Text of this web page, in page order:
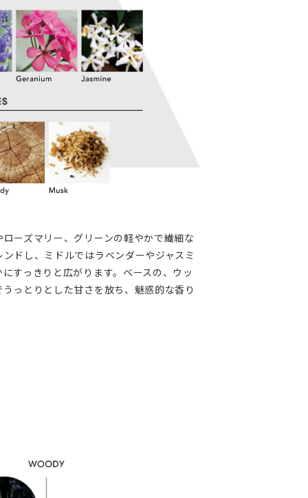
ーズマリー、グリーンの軽やかで繊細な
ドし、ミドルではラベンダーやジャスミ
すっきりと広がります。ベースの、ウッ
っとりとした甘さを放ち、魅惑的な香り